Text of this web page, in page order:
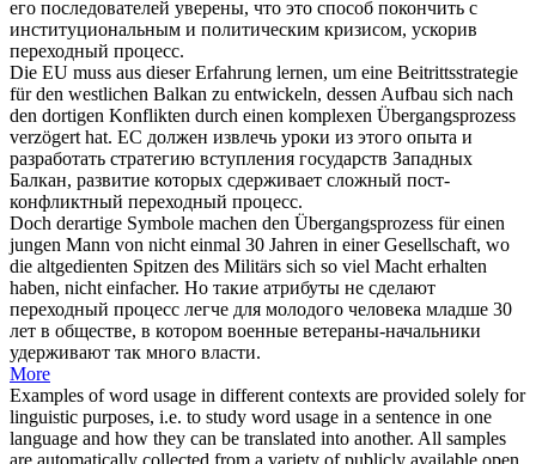
его последователей уверены, что это способ покончить с
институциональным и политическим кризисом, ускорив
переходный процесс.
Die EU muss aus dieser Erfahrung lernen, um eine Beitrittsstrategie
für den westlichen Balkan zu entwickeln, dessen Aufbau sich nach
den dortigen Konflikten durch einen komplexen Übergangsprozess
verzögert hat. ЕС должен извлечь уроки из этого опыта и
разработать стратегию вступления государств Западных
Балкан, развитие которых сдерживает сложный пост-
конфликтный переходный процесс.
Doch derartige Symbole machen den Übergangsprozess für einen
jungen Mann von nicht einmal 30 Jahren in einer Gesellschaft, wo
die altgedienten Spitzen des Militärs sich so viel Macht erhalten
haben, nicht einfacher. Но такие атрибуты не сделают
переходный процесс легче для молодого человека младше 30
лет в обществе, в котором военные ветераны-начальники
удерживают так много власти.
More
Examples of word usage in different contexts are provided solely for
linguistic purposes, i.e. to study word usage in a sentence in one
language and how they can be translated into another. All samples